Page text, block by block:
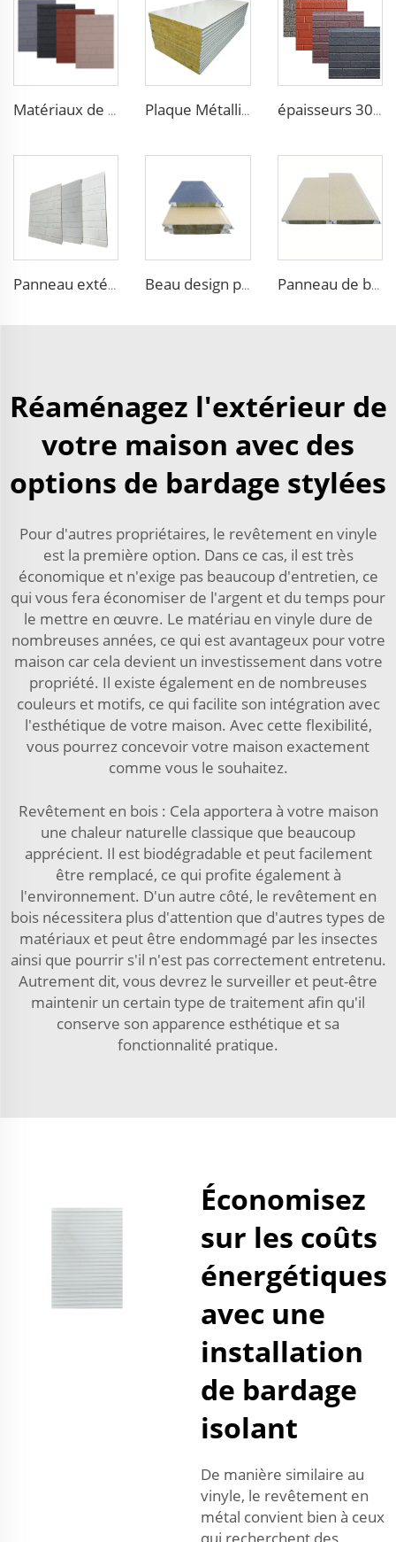
Matériaux de construction en métal à motif bois en panneaux sandwich en mousse de polyuréthane isolant pour murs panneaux en mousse PU Plaque Métallique Feu Arrière Antibactérienne Panneau Sandwich en Laine de Roche pour Atelier Alimentaire épaisseurs 30MM 50MM 75MM 100MM panneau sandwich EPS pour murs et bardages pour bâtiments en acier
Panneau extérieur en PU étanche et ignifuge pour mur extérieur métallique, panneaux de bardage pour murs de maison et entrepôt Beau design panneau mural isolant en plaques gravées en métal pour entrepôt Panneau de bardage extérieur imperméable décoratif Isolation Panneau sandwich en laine de roche
Réaménagez l'extérieur de
votre maison avec des
options de bardage stylées
Pour d'autres propriétaires, le revêtement en vinyle
est la première option. Dans ce cas, il est très
économique et n'exige pas beaucoup d'entretien, ce
qui vous fera économiser de l'argent et du temps pour
le mettre en œuvre. Le matériau en vinyle dure de
nombreuses années, ce qui est avantageux pour votre
maison car cela devient un investissement dans votre
propriété. Il existe également en de nombreuses
couleurs et motifs, ce qui facilite son intégration avec
l'esthétique de votre maison. Avec cette flexibilité,
vous pourrez concevoir votre maison exactement
comme vous le souhaitez.
Revêtement en bois : Cela apportera à votre maison
une chaleur naturelle classique que beaucoup
apprécient. Il est biodégradable et peut facilement
être remplacé, ce qui profite également à
l'environnement. D'un autre côté, le revêtement en
bois nécessitera plus d'attention que d'autres types de
matériaux et peut être endommagé par les insectes
ainsi que pourrir s'il n'est pas correctement entretenu.
Autrement dit, vous devrez le surveiller et peut-être
maintenir un certain type de traitement afin qu'il
conserve son apparence esthétique et sa
fonctionnalité pratique.
Économisez
sur les coûts
énergétiques
avec une
installation
de bardage
isolant
De manière similaire au
vinyle, le revêtement en
métal convient bien à ceux